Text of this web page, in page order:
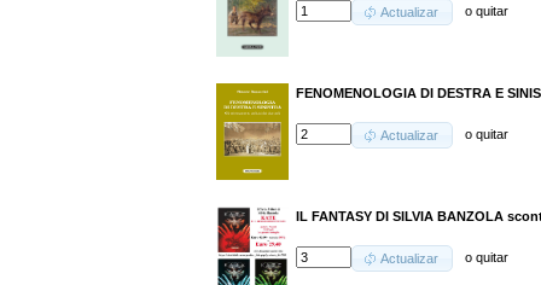
Actualizar oquitar
FENOMENOLOGIA DI DESTRA E
Actualizar oquitar
IL FANTASY DI SILVIA BANZOLA
Actualizar oquitar